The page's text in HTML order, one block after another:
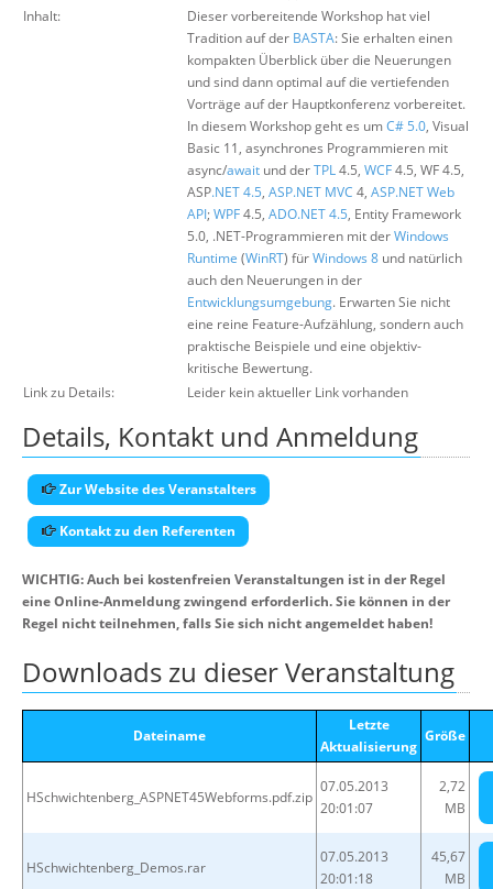
Inhalt:
Dieser vorbereitende Workshop hat viel
Tradition auf der BASTA: Sie erhalten einen
kompakten Überblick über die Neuerungen
und sind dann optimal auf die vertiefenden
Vorträge auf der Hauptkonferenz vorbereitet.
In diesem Workshop geht es umC# 5.0, Visual
Basic 11, asynchrones Programmieren mit
async/await und derTPL4.5, WCF4.5, WF 4.5,
ASP.NET 4.5, ASP.NET MVC 4, ASP.NET Web
API;WPF4.5, ADO.NET 4.5, Entity Framework
5.0, .NET-Programmieren mit derWindows
Runtime (WinRT) fürWindows 8 und natürlich
auch den Neuerungen in der
Entwicklungsumgebung. Erwarten Sie nicht
eine reine Feature-Aufzählung, sondern auch
praktische Beispiele und eine objektiv-
kritische Bewertung.
Link zu Details:
Leider kein aktueller Link vorhanden
Details, Kontakt und Anmeldung
Zur Website des Veranstalters
Kontakt zu den Referenten
WICHTIG: Auch bei kostenfreien Veranstaltungen ist in der Regel
eine Online-Anmeldung zwingend erforderlich. Sie können in der
Regel nicht teilnehmen, falls Sie sich nicht angemeldet haben!
Downloads zu dieser Veranstaltung
Dateiname
Letzte
Aktualisierung
Größe
HSchwichtenberg_ASPNET45Webforms.pdf.zip
07.05.2013
20:01:07
2,72
MB
HSchwichtenberg_Demos.rar
07.05.2013
20:01:18
45,67
MB